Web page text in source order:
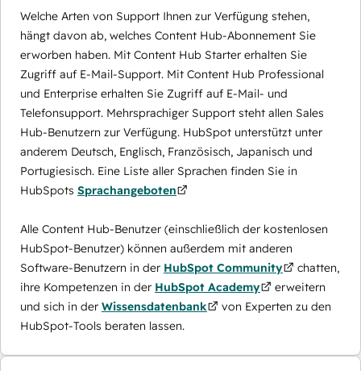
Welche Arten von Support Ihnen zur Verfügung stehen,
hängt davon ab, welches Content Hub-Abonnement Sie
erworben haben. Mit Content Hub Starter erhalten Sie
Zugriff auf E-Mail-Support. Mit Content Hub Professional
und Enterprise erhalten Sie Zugriff auf E-Mail- und
Telefonsupport. Mehrsprachiger Support steht allen Sales
Hub-Benutzern zur Verfügung. HubSpot unterstützt unter
anderem Deutsch, Englisch, Französisch, Japanisch und
Portugiesisch. Eine Liste aller Sprachen finden Sie in
HubSpots Sprachangeboten
Alle Content Hub-Benutzer (einschließlich der kostenlosen
HubSpot-Benutzer) können außerdem mit anderen
Software-Benutzern in der HubSpot Community
chatten,
ihre Kompetenzen in der HubSpot Academy
erweitern
und sich in der Wissensdatenbank
von Experten zu den
HubSpot-Tools beraten lassen.